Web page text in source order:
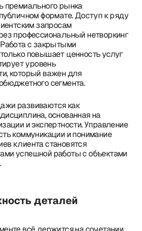
премиального рынка
формате. Доступ к ряду
запросам
профессиональный нетворкинг
с закрытыми
повышает ценность услуг
уровень
который важен для
сегмента.
развиваются как
основанная на
и экспертности. Управление
коммуникации и понимание
клиента становятся
успешной работы с объектами
деталей